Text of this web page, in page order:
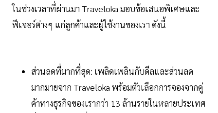
ในช่วงเวลาที่ผ่านมา Traveloka มอบข้อเสนอพิเศษและ
ฟีเจอร์ต่างๆ แก่ลูกค้าและผู้ใช้งานของเรา ดังนี้
ส่วนลดที่มากที่สุด: เพลิดเพลินกับดีลและส่วนลด
มากมายจาก Traveloka พร้อมตัวเลือกการจองจากคู่
ค้าทางธุรกิจของเรากว่า 13 ล้านรายในหลายประเทศ